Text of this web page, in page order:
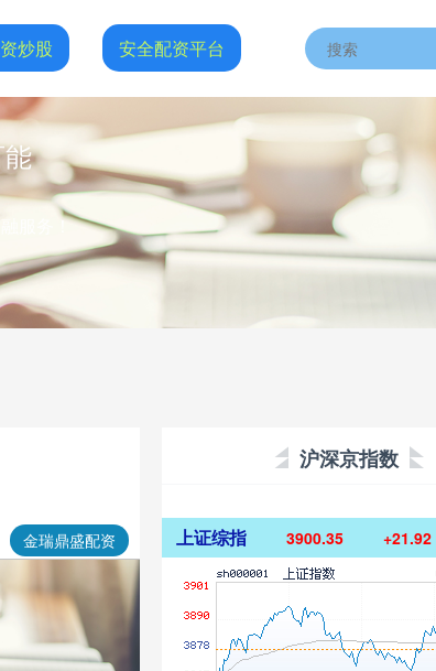
炒股 安全配资平台
服务！
金瑞鼎盛配资
沪深京指数
上证综指 3900.35 +21.92